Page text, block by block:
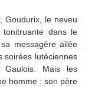
Goudurix, le neveu
dans le
messagère ailée
soirées lutéciennes
Mais les
homme : son père